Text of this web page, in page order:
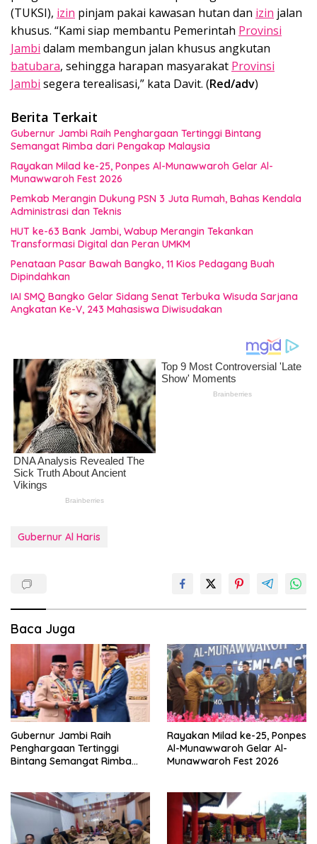
(TUKSI), izin pinjam pakai kawasan hutan dan izin jalan
khusus. “Kami siap membantu Pemerintah Provinsi
Jambi dalam membangun jalan khusus angkutan
batubara, sehingga harapan masyarakat Provinsi
Jambi segera terealisasi,” kata Davit. (Red/adv)
Berita Terkait
Gubernur Jambi Raih Penghargaan Tertinggi Bintang
Semangat Rimba dari Pengakap Malaysia
Rayakan Milad ke-25, Ponpes Al-Munawwaroh Gelar Al-
Munawwaroh Fest 2026
Pemkab Merangin Dukung PSN 3 Juta Rumah, Bahas Kendala
Administrasi dan Teknis
HUT ke-63 Bank Jambi, Wabup Merangin Tekankan
Transformasi Digital dan Peran UMKM
Penataan Pasar Bawah Bangko, 11 Kios Pedagang Buah
Dipindahkan
IAI SMQ Bangko Gelar Sidang Senat Terbuka Wisuda Sarjana
Angkatan Ke-V, 243 Mahasiswa Diwisudakan
Gubernur Al Haris
Baca Juga
Gubernur Jambi Raih
Penghargaan Tertinggi
Bintang Semangat Rimba
Rayakan Milad ke-25, Ponpes
Al-Munawwaroh Gelar Al-
Munawwaroh Fest 2026